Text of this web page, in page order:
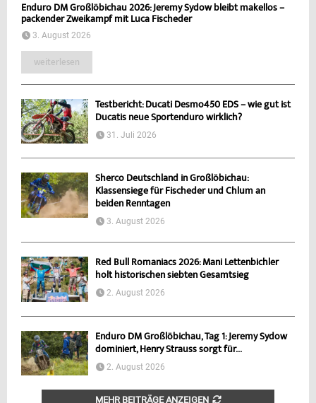
Enduro DM Großlöbichau 2026: Jeremy Sydow bleibt makellos –
packender Zweikampf mit Luca Fischeder
3. August 2026
weiterlesen
Testbericht: Ducati Desmo450 EDS – wie gut ist
Ducatis neue Sportenduro wirklich?
31. Juli 2026
Sherco Deutschland in Großlöbichau:
Klassensiege für Fischeder und Chlum an
beiden Renntagen
3. August 2026
Red Bull Romaniacs 2026: Mani Lettenbichler
holt historischen siebten Gesamtsieg
2. August 2026
Enduro DM Großlöbichau, Tag 1: Jeremy Sydow
dominiert, Henry Strauss sorgt für...
2. August 2026
MEHR BEITRÄGE ANZEIGEN